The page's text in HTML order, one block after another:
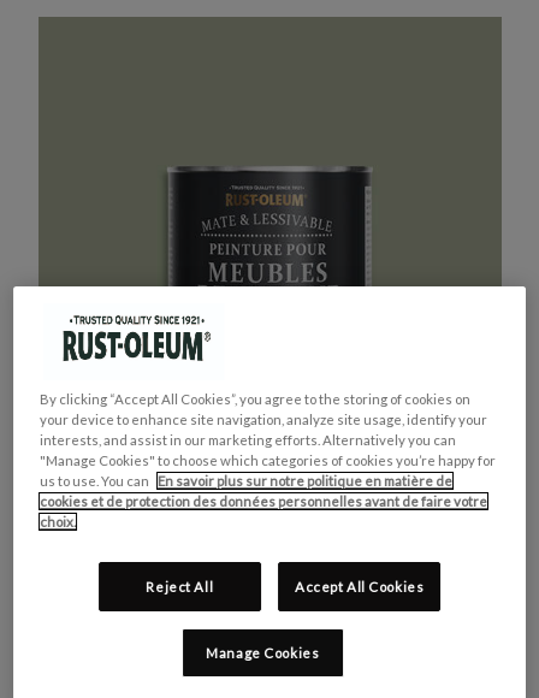
MEUBLES DE CUISINE
VERT KAKI
By clicking “Accept All Cookies”, you agree to the storing of cookies on
your device to enhance site navigation, analyze site usage, identify your
interests, and assist in our marketing efforts. Alternatively you can
"Manage Cookies" to choose which categories of cookies you’re happy for
us to use. You can
En savoir plus sur notre politique en matière de
cookies et de protection des données personnelles avant de faire votre
choix.
Reject All Accept All Cookies
Manage Cookies